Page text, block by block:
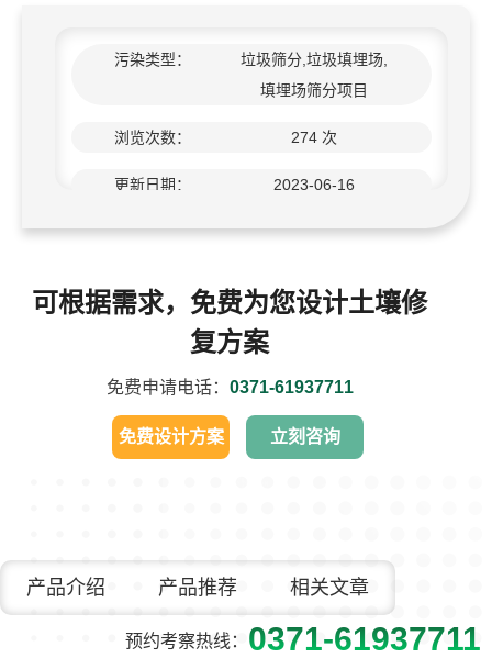
污染类型：
垃圾筛分,垃圾填埋场,
填埋场筛分项目
浏览次数： 274 次
更新日期： 2023-06-16
可根据需求，免费为您设计土壤修
复方案
免费申请电话： 0371-61937711
免费设计方案 立刻咨询
产品介绍 产品推荐 相关文章
预约考察热线： 0371-61937711